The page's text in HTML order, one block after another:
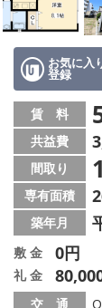
店舗情報·ア
会社概要
メールでお
お気に入
登録
賃 料
共益費
間取り
専有面積
築年月
敷 金 0円
礼 金
交 通